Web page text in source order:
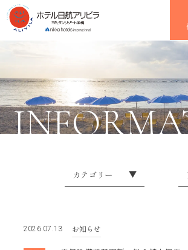
カテゴリー ▼
会員限定
2026.07.13 お知らせ